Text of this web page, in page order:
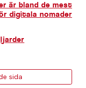
är bland de mest
digitala nomader
sida